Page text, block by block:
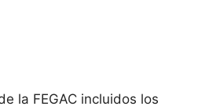
la FEGAC incluidos los